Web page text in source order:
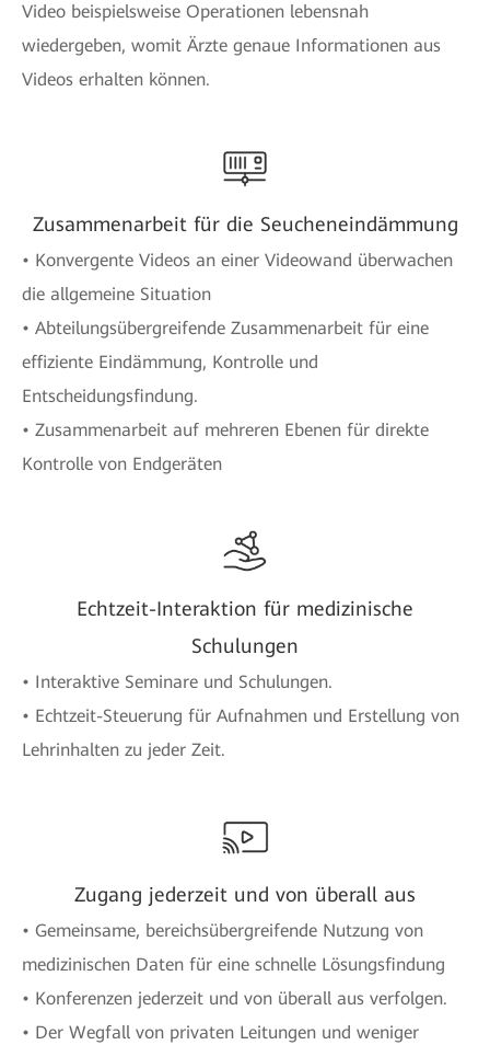
Video beispielsweise Operationen lebensnah
wiedergeben, womit Ärzte genaue Informationen aus
Videos erhalten können.
Zusammenarbeit für die Seucheneindämmung
• Konvergente Videos an einer Videowand überwachen
die allgemeine Situation
• Abteilungsübergreifende Zusammenarbeit für eine
effiziente Eindämmung, Kontrolle und
Entscheidungsfindung.
• Zusammenarbeit auf mehreren Ebenen für direkte
Kontrolle von Endgeräten
Echtzeit-Interaktion für medizinische
Schulungen
• Interaktive Seminare und Schulungen.
• Echtzeit-Steuerung für Aufnahmen und Erstellung von
Lehrinhalten zu jeder Zeit.
Zugang jederzeit und von überall aus
• Gemeinsame, bereichsübergreifende Nutzung von
medizinischen Daten für eine schnelle Lösungsfindung
• Konferenzen jederzeit und von überall aus verfolgen.
• Der Wegfall von privaten Leitungen und weniger